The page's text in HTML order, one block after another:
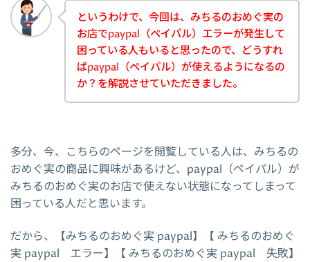
というわけで、今回は、みちるのおめぐ実の
お店でpaypal（ペイパル）エラーが発生して
困っている人もいると思ったので、どうすれ
ばpaypal（ペイパル）が使えるようになるの
か？を解説させていただきました。
多分、今、こちらのページを閲覧している人は、みちるの
おめぐ実の商品に興味があるけど、paypal（ペイパル）が
みちるのおめぐ実のお店で使えない状態になってしまって
困っている人だと思います。
だから、【みちるのおめぐ実 paypal】【 みちるのおめぐ
実 paypal エラー】【 みちるのおめぐ実 paypal 失敗】